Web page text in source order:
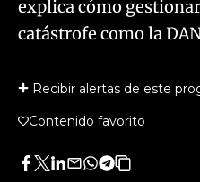
explica cómo
catástrofe como la
Recibir alertas de este
Contenido favorito
Facebook
Twitter
LinkedIn
Enviar
Whatsapp
Telegram
Copiar